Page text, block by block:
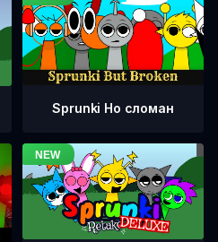
Sprunki Но сломан